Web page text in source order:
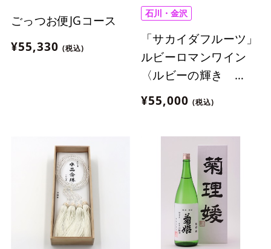
ごっつお便JGコース
¥55,330 (税込)
石川・金沢
「サカイダフルーツ」
ルビーロマンワイン
〈ルビーの輝き
2015 ロゼ〉【冷
蔵】
¥55,000 (税込)